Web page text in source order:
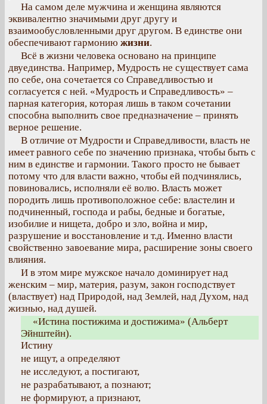
На самом деле мужчина и женщина являются
эквивалентно значимыми друг другу и
взаимообусловленными друг другом. В единстве они
обеспечивают гармонию жизни.
Всё в жизни человека основано на принципе
двуединства. Например, Мудрость не существует сама
по себе, она сочетается со Справедливостью и
согласуется с ней. «Мудрость и Справедливость» –
парная категория, которая лишь в таком сочетании
способна выполнить свое предназначение – принять
верное решение.
В отличие от Мудрости и Справедливости, власть не
имеет равного себе по значению признака, чтобы быть с
ним в единстве и гармонии. Такого просто не бывает
потому что для власти важно, чтобы ей подчинялись,
повиновались, исполняли её волю. Власть может
породить лишь противоположное себе: властелин и
подчиненный, господа и рабы, бедные и богатые,
изобилие и нищета, добро и зло, война и мир,
разрушение и восстановление и т.д. Именно власти
свойственно завоевание мира, расширение зоны своего
влияния.
И в этом мире мужское начало доминирует над
женским – мир, материя, разум, закон господствует
(властвует) над Природой, над Землей, над Духом, над
жизнью, над душей.
«Истина постижима и достижима» (Альберт
Эйнштейн).
Истину
не ищут, а определяют
не исследуют, а постигают,
не разрабатывают, а познают;
не формируют, а признают,